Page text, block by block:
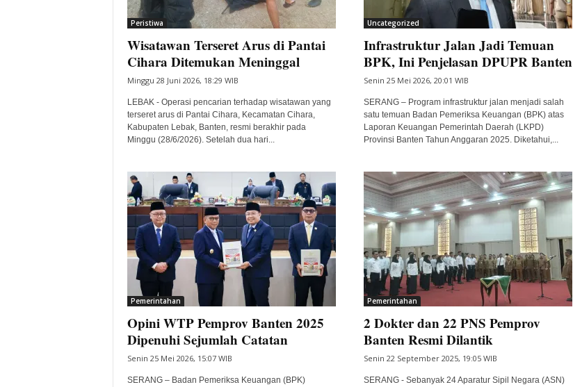
Peristiwa
Wisatawan Terseret Arus di Pantai
Cihara Ditemukan Meninggal
Minggu 28 Juni 2026, 18:29 WIB
LEBAK - Operasi pencarian terhadap wisatawan yang
terseret arus di Pantai Cihara, Kecamatan Cihara,
Kabupaten Lebak, Banten, resmi berakhir pada
Minggu (28/6/2026). Setelah dua hari...
Uncategorized
Infrastruktur Jalan Jadi Temuan
BPK, Ini Penjelasan DPUPR Banten
Senin 25 Mei 2026, 20:01 WIB
SERANG – Program infrastruktur jalan menjadi salah
satu temuan Badan Pemeriksa Keuangan (BPK) atas
Laporan Keuangan Pemerintah Daerah (LKPD)
Provinsi Banten Tahun Anggaran 2025. Diketahui,...
Pemerintahan
Opini WTP Pemprov Banten 2025
Dipenuhi Sejumlah Catatan
Senin 25 Mei 2026, 15:07 WIB
SERANG – Badan Pemeriksa Keuangan (BPK)
Pemerintahan
2 Dokter dan 22 PNS Pemprov
Banten Resmi Dilantik
Senin 22 September 2025, 19:05 WIB
SERANG - Sebanyak 24 Aparatur Sipil Negara (ASN)